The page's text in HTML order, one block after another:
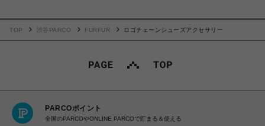
TOP 渋谷PARCO FURFUR ロゴチェーンシューズアクセサリー
PARCOポイント
全国のPARCOやONLINE PARCOで貯まる＆使える